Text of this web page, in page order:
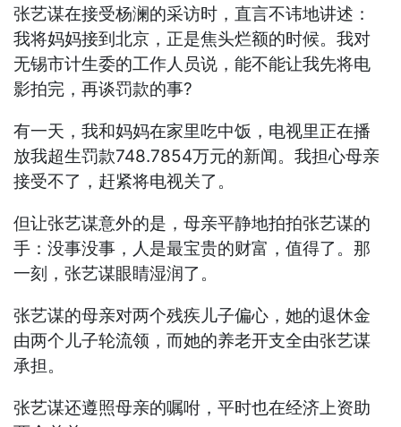
张艺谋在接受杨澜的采访时，直言不讳地讲述：
我将妈妈接到北京，正是焦头烂额的时候。我对
无锡市计生委的工作人员说，能不能让我先将电
影拍完，再谈罚款的事?
有一天，我和妈妈在家里吃中饭，电视里正在播
放我超生罚款748.7854万元的新闻。我担心母亲
接受不了，赶紧将电视关了。
但让张艺谋意外的是，母亲平静地拍拍张艺谋的
手：没事没事，人是最宝贵的财富，值得了。那
一刻，张艺谋眼睛湿润了。
张艺谋的母亲对两个残疾儿子偏心，她的退休金
由两个儿子轮流领，而她的养老开支全由张艺谋
承担。
张艺谋还遵照母亲的嘱咐，平时也在经济上资助